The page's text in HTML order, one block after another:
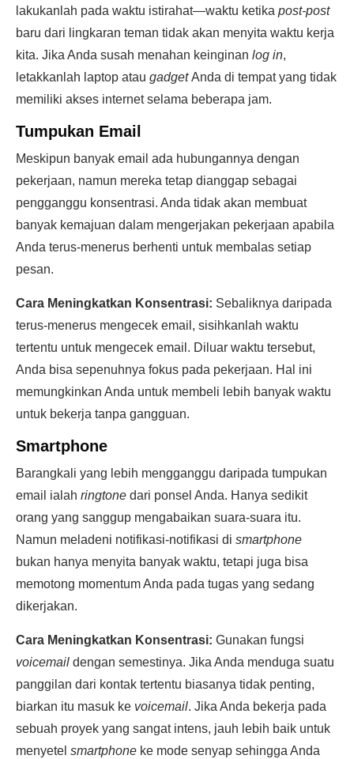
lakukanlah pada waktu istirahat—waktu ketika post-post
baru dari lingkaran teman tidak akan menyita waktu kerja
kita. Jika Anda susah menahan keinginan log in,
letakkanlah laptop atau gadgetAnda di tempat yang tidak
memiliki akses internet selama beberapa jam.
Tumpukan Email
Meskipun banyak email ada hubungannya dengan
pekerjaan, namun mereka tetap dianggap sebagai
pengganggu konsentrasi. Anda tidak akan membuat
banyak kemajuan dalam mengerjakan pekerjaan apabila
Anda terus-menerus berhenti untuk membalas setiap
pesan.
Cara Meningkatkan Konsentrasi: Sebaliknya daripada
terus-menerus mengecek email, sisihkanlah waktu
tertentu untuk mengecek email. Diluar waktu tersebut,
Anda bisa sepenuhnya fokus pada pekerjaan. Hal ini
memungkinkan Anda untuk membeli lebih banyak waktu
untuk bekerja tanpa gangguan.
Smartphone
Barangkali yang lebih mengganggu daripada tumpukan
email ialah ringtone dari ponsel Anda. Hanya sedikit
orang yang sanggup mengabaikan suara-suara itu.
Namun meladeni notifikasi-notifikasi di smartphone
bukan hanya menyita banyak waktu, tetapi juga bisa
memotong momentum Anda pada tugas yang sedang
dikerjakan.
Cara Meningkatkan Konsentrasi: Gunakan fungsi
voicemail dengan semestinya. Jika Anda menduga suatu
panggilan dari kontak tertentu biasanya tidak penting,
biarkan itu masuk ke voicemail. Jika Anda bekerja pada
sebuah proyek yang sangat intens, jauh lebih baik untuk
menyetel smartphone ke mode senyap sehingga Anda